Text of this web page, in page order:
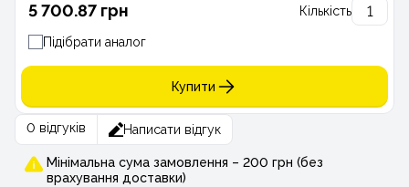
5 700.87 грн Кількість
Підібрати аналог
Купити
0 відгуків Написати відгук
Мінімальна сума замовлення – 200 грн (без
врахування доставки)